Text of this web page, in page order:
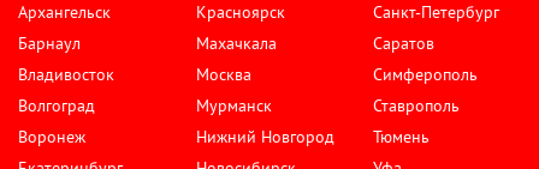
Архангельск
Барнаул
Владивосток
Волгоград
Воронеж
Красноярск
Махачкала
Москва
Мурманск
Нижний Новгород
Санкт-Петербург
Саратов
Симферополь
Ставрополь
Тюмень